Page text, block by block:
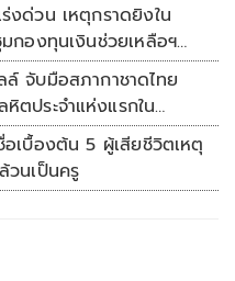
งด่วน เหตุกราดยิงใน
มกองทุนเงินช่วยเหลือฯ
ล์ จับมือสภากาชาดไทย
หิตประจำแห่งแรกใน
อเบื้องต้น 5 ผู้เสียชีวิตเหตุ
วนเป็นครู